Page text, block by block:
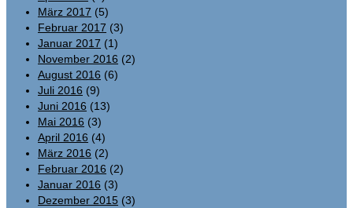
März 2017 (5)
Februar 2017 (3)
Januar 2017 (1)
November 2016 (2)
August 2016 (6)
Juli 2016 (9)
Juni 2016 (13)
Mai 2016 (3)
April 2016 (4)
März 2016 (2)
Februar 2016 (2)
Januar 2016 (3)
Dezember 2015 (3)